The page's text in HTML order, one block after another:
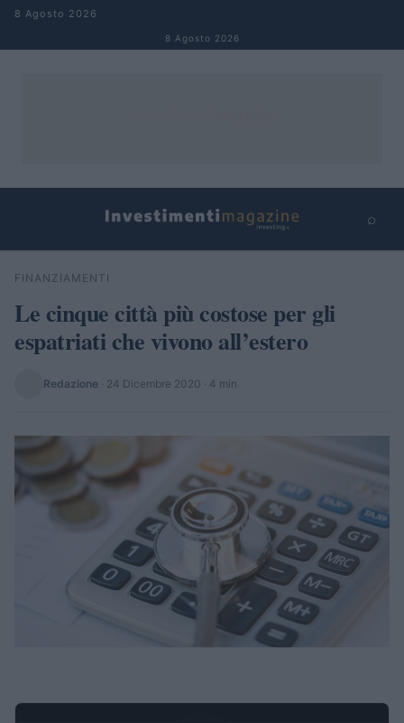
Salta al contenuto
8 Agosto 2026
8 Agosto 2026
⌕
Cerca
FINANZIAMENTI
Le cinque città più costose per gli
espatriati che vivono all’estero
Redazione · 24 Dicembre 2020 · 4 min